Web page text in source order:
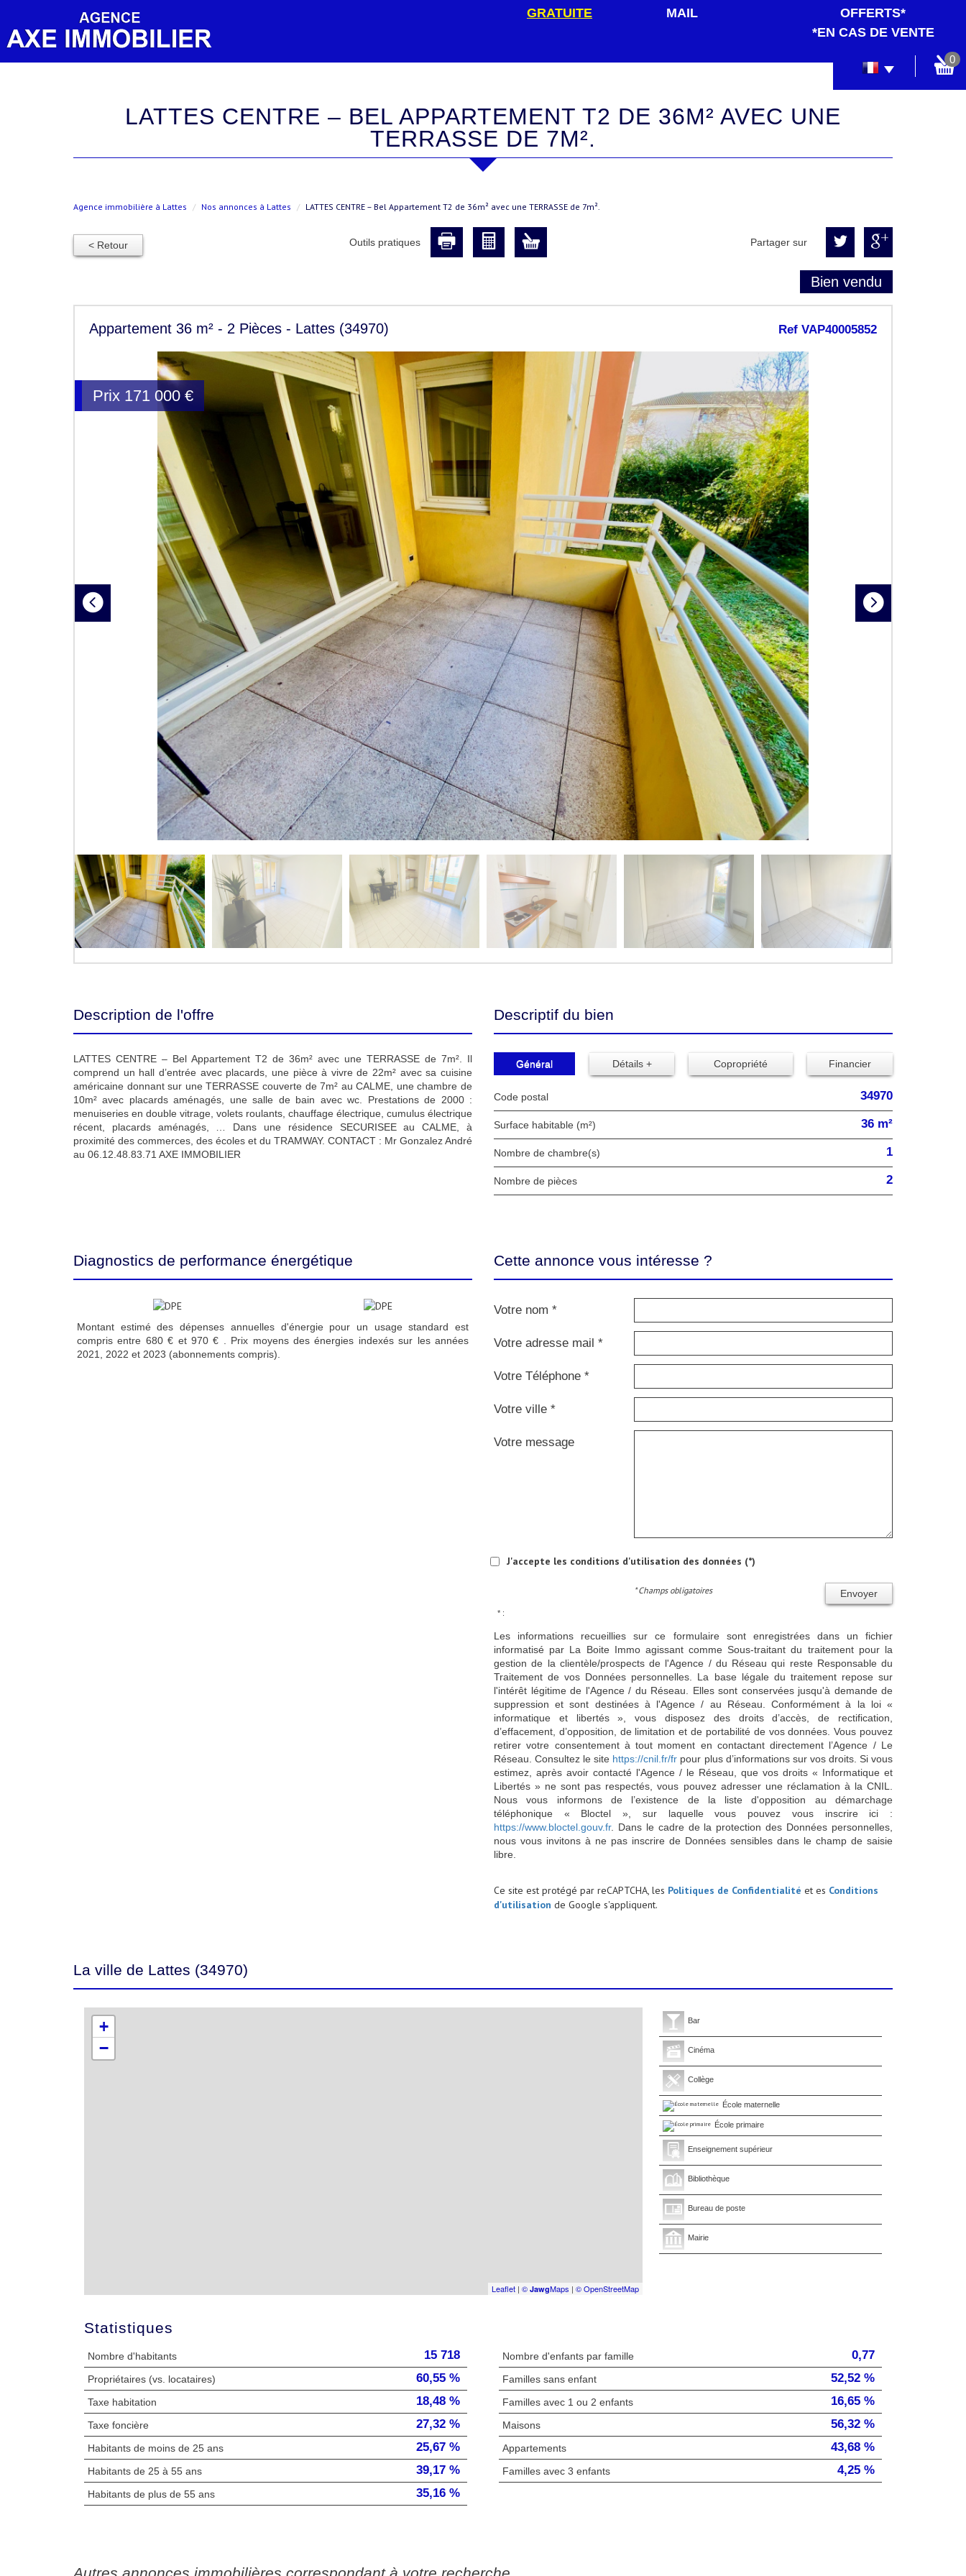
0
GRATUITE
MAIL
OFFERTS*
*EN CAS DE VENTE
LATTES CENTRE – BEL APPARTEMENT T2 DE 36M² AVEC UNE
TERRASSE DE 7M².
Agence immobilière à Lattes Nos annonces à Lattes LATTES CENTRE – Bel Appartement T2 de 36m² avec une TERRASSE de 7m².
< Retour Outils pratiques Partager sur
Bien vendu
Appartement 36 m² - 2 Pièces - Lattes (34970) Ref VAP40005852
Prix 171 000 €
Description de l'offre
LATTES CENTRE – Bel Appartement T2 de 36m² avec une TERRASSE de 7m². Il
comprend un hall d’entrée avec placards, une pièce à vivre de 22m² avec sa cuisine
américaine donnant sur une TERRASSE couverte de 7m² au CALME, une chambre de
10m² avec placards aménagés, une salle de bain avec wc. Prestations de 2000 :
menuiseries en double vitrage, volets roulants, chauffage électrique, cumulus électrique
récent, placards aménagés, … Dans une résidence SECURISEE au CALME, à
proximité des commerces, des écoles et du TRAMWAY. CONTACT : Mr Gonzalez André
au 06.12.48.83.71 AXE IMMOBILIER
Descriptif du bien
Général Détails + Copropriété Financier
Code postal 34970
Surface habitable (m²) 36 m²
Nombre de chambre(s) 1
Nombre de pièces 2
Diagnostics de performance énergétique
Montant estimé des dépenses annuelles d'énergie pour un usage standard est
compris entre 680 € et 970 € . Prix moyens des énergies indexés sur les années
2021, 2022 et 2023 (abonnements compris).
Cette annonce vous intéresse ?
Votre nom *
Votre adresse mail *
Votre Téléphone *
Votre ville *
Votre message
J'accepte les conditions d'utilisation des données (*)
Envoyer
* Champs obligatoires
* :
Les informations recueillies sur ce formulaire sont enregistrées dans un fichier
informatisé par La Boite Immo agissant comme Sous-traitant du traitement pour la
gestion de la clientèle/prospects de l'Agence / du Réseau qui reste Responsable du
Traitement de vos Données personnelles. La base légale du traitement repose sur
l'intérêt légitime de l'Agence / du Réseau. Elles sont conservées jusqu'à demande de
suppression et sont destinées à l'Agence / au Réseau. Conformément à la loi «
informatique et libertés », vous disposez des droits d’accès, de rectification,
d’effacement, d’opposition, de limitation et de portabilité de vos données. Vous pouvez
retirer votre consentement à tout moment en contactant directement l’Agence / Le
Réseau. Consultez le site https://cnil.fr/fr pour plus d’informations sur vos droits. Si vous
estimez, après avoir contacté l'Agence / le Réseau, que vos droits « Informatique et
Libertés » ne sont pas respectés, vous pouvez adresser une réclamation à la CNIL.
Nous vous informons de l’existence de la liste d'opposition au démarchage
téléphonique « Bloctel », sur laquelle vous pouvez vous inscrire ici :
https://www.bloctel.gouv.fr. Dans le cadre de la protection des Données personnelles,
nous vous invitons à ne pas inscrire de Données sensibles dans le champ de saisie
libre.
Ce site est protégé par reCAPTCHA, les Politiques de Confidentialité et es Conditions
d'utilisation de Google s'appliquent.
La ville de Lattes (34970)
+
−
Leaflet | © JawgMaps | © OpenStreetMap
Bar
Cinéma
Collège
École maternelle
École primaire
Enseignement supérieur
Bibliothèque
Bureau de poste
Mairie
Statistiques
Nombre d'habitants 15 718
Propriétaires (vs. locataires) 60,55 %
Taxe habitation 18,48 %
Taxe foncière 27,32 %
Habitants de moins de 25 ans 25,67 %
Habitants de 25 à 55 ans 39,17 %
Habitants de plus de 55 ans 35,16 %
Nombre d'enfants par famille 0,77
Familles sans enfant 52,52 %
Familles avec 1 ou 2 enfants 16,65 %
Maisons 56,32 %
Appartements 43,68 %
Familles avec 3 enfants 4,25 %
autres annonces immobilières correspondant à votre recherche